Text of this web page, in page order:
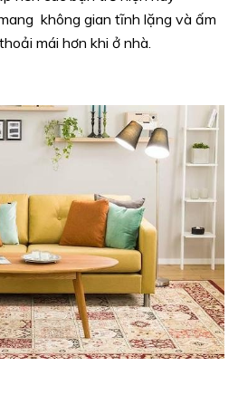
không gian tĩnh lặng và ấm
mái hơn khi ở nhà.